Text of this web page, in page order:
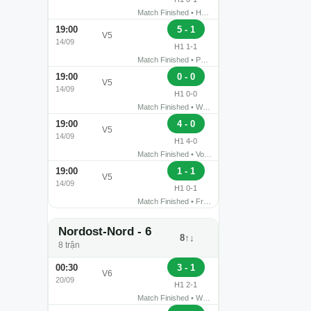
19:00
14/09
V5 Neustrelitz
5 - 1
H1 1-1
Match Finished • Parkstadion • Neustrelitz
19:00
14/09
V5 Tasmania Berlin
0 - 0
H1 0-0
Match Finished • Werner-Seelenbinder-Sportpark • Berlin
19:00
14/09
V5 Hansa Rostock II
4 - 0
H1 4-0
Match Finished • Volksstadion • Rostock
19:00
14/09
V5 Croatia Berlin
1 - 1
H1 0-1
Match Finished • Friedrich-Ebert-Stadion • Berlin
Nordost-Nord - 6
8 trận
8↑↓
00:30
20/09
V6 Tasmania Berlin
3 - 1
H1 2-1
Match Finished • Werner-Seelenbinder-Sportpark • Berlin